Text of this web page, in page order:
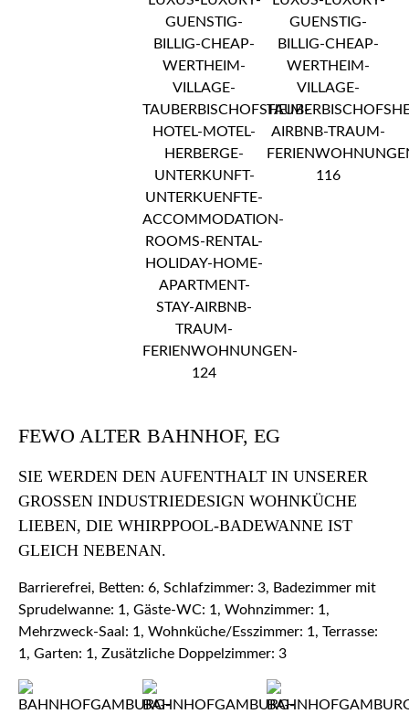
FEWO ALTER BAHNHOF, EG
SIE WERDEN DEN AUFENTHALT IN UNSERER
GROSSEN INDUSTRIEDESIGN WOHNKÜCHE L
IEBEN, DIE WHIRPPOOL-BADEWANNE IST G
LEICH NEBENAN.
Barrierefrei, Betten: 6, Schlafzimmer: 3, Badezimmer mit
Sprudelwanne: 1, Gäste-WC: 1, Wohnzimmer: 1,
Mehrzweck-Saal: 1, Wohnküche/Esszimmer: 1, Terrasse:
1, Garten: 1, Zusätzliche Doppelzimmer: 3